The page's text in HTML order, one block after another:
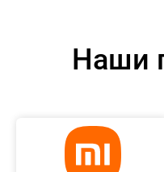
Наши